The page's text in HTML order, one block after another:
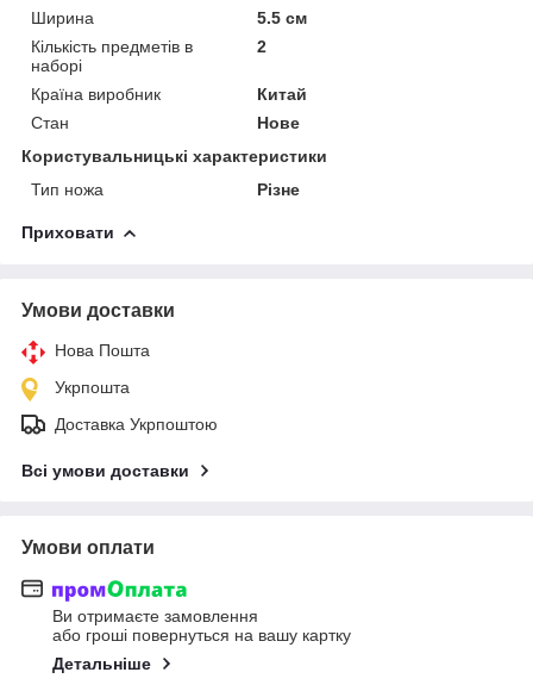
Ширина
5.5 см
Кількість предметів в
наборі
2
Країна виробник
Китай
Стан
Нове
Користувальницькі характеристики
Тип ножа
Різне
Приховати
Умови доставки
Нова Пошта
Укрпошта
Доставка Укрпоштою
Всі умови доставки
Умови оплати
Ви отримаєте замовлення
або гроші повернуться на вашу картку
Детальніше